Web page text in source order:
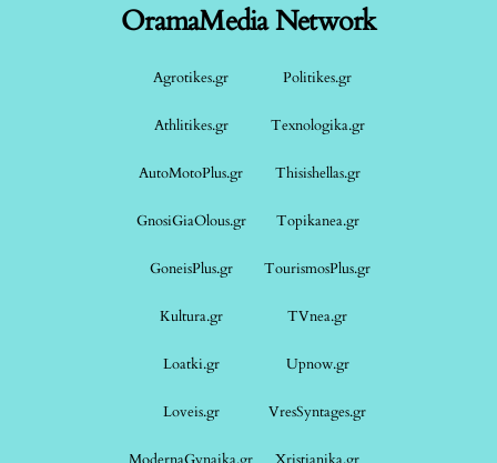
OramaMedia Network
Agrotikes.gr Politikes.gr
Athlitikes.gr Texnologika.gr
AutoMotoPlus.gr Thisishellas.gr
GnosiGiaOlous.gr Topikanea.gr
GoneisPlus.gr TourismosPlus.gr
Kultura.gr TVnea.gr
Loatki.gr Upnow.gr
Loveis.gr VresSyntages.gr